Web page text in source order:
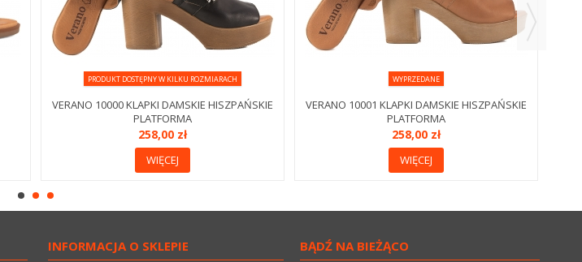
PRODUKT DOSTĘPNY W KILKU ROZMIARACH
VERANO 10000 KLAPKI DAMSKIE HISZPAŃSKIE
PLATFORMA
258,00 zł
WIĘCEJ
WYPRZEDANE
VERANO 10001 KLAPKI DAMSKIE HISZPAŃSKIE
PLATFORMA
258,00 zł
WIĘCEJ
INFORMACJA O SKLEPIE BĄDŹ NA BIEŻĄCO